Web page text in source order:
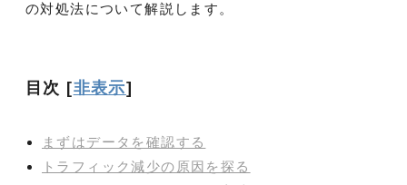
の対処法について解説します。
目次 [非表示]
まずはデータを確認する
トラフィック減少の原因を探る